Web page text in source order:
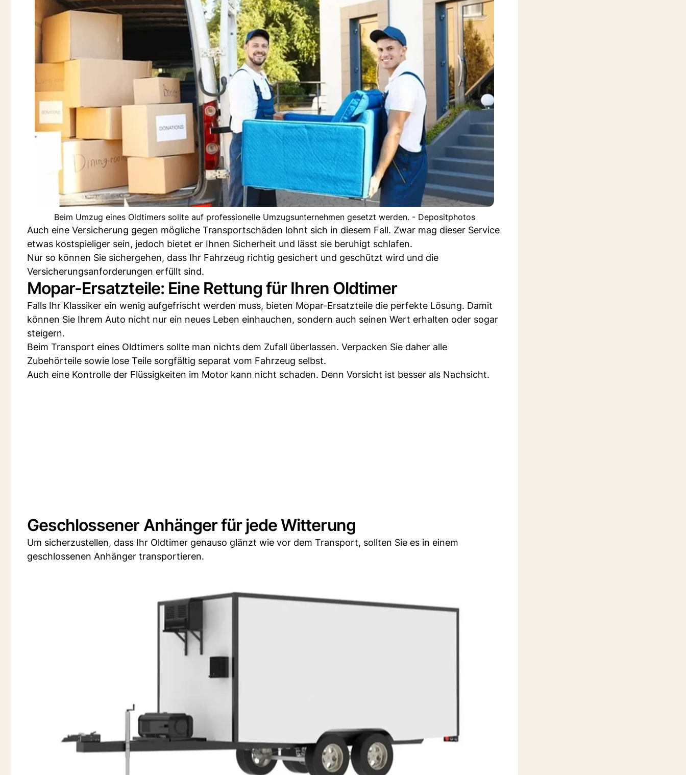
Beim Umzug eines Oldtimers sollte auf professionelle Umzugsunternehmen gesetzt werden. - Depositphotos
Auch eine Versicherung gegen mögliche Transportschäden lohnt sich in diesem Fall. Zwar mag dieser Service
etwas kostspieliger sein, jedoch bietet er Ihnen Sicherheit und lässt sie beruhigt schlafen.
Nur so können Sie sichergehen, dass Ihr Fahrzeug richtig gesichert und geschützt wird und die
Versicherungsanforderungen erfüllt sind.
Mopar-Ersatzteile: Eine Rettung für Ihren Oldtimer
Falls Ihr Klassiker ein wenig aufgefrischt werden muss, bieten Mopar-Ersatzteile die perfekte Lösung. Damit
können Sie Ihrem Auto nicht nur ein neues Leben einhauchen, sondern auch seinen Wert erhalten oder sogar
steigern.
Beim Transport eines Oldtimers sollte man nichts dem Zufall überlassen. Verpacken Sie daher alle
Zubehörteile sowie lose Teile sorgfältig separat vom Fahrzeug selbst.
Auch eine Kontrolle der Flüssigkeiten im Motor kann nicht schaden. Denn Vorsicht ist besser als Nachsicht.
Geschlossener Anhänger für jede Witterung
Um sicherzustellen, dass Ihr Oldtimer genauso glänzt wie vor dem Transport, sollten Sie es in einem
geschlossenen Anhänger transportieren.